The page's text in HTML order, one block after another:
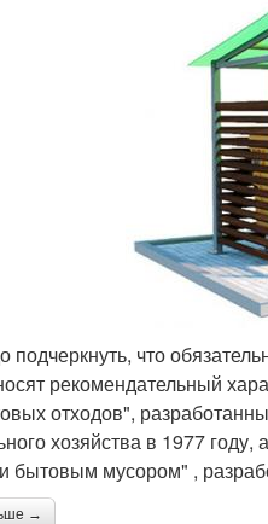
подчеркнуть, что
рекомендательный
отходов",
хозяйства в 1977
бытовым мусором" ,
→